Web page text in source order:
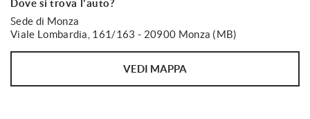
Dove si trova l'auto?
Sede di Monza
Viale Lombardia, 161/163 - 20900 Monza (MB)
VEDI MAPPA